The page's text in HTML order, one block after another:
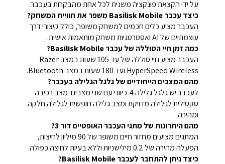
על ידי הקצאת פונקציה משנית לכל אחת מהבקרות בעכבר.
כיצד עכבר Basilisk Mobile משפר את חוויית המשחק?
העכבר מציע כלים חכמים למשחק משופר, כולל קיצורי דרך
עוצמתיים של AI ואסטרטגיות משחק מותאמות אישית.
כמה זמן חיי הסוללה של עכבר Basilisk Mobile?
העכבר מציע חיי סוללה של עד 105 שעות במצב Razer
HyperSpeed Wireless ועד 180 שעות במצב Bluetooth.
מהם המצבים הייחודיים של גלגל הגלילה בעכבר?
לעכבר יש גלגל גלילה 4-כיווני עם שני מצבים: מצב רכיבה
טקטילית לגלילה מדויקת ומצב גלילה חופשית לגלילה חלקה
ומהירה.
מהם היתרונות של מתגי העכבר האופטיים דור 3?
המתגים מציעים מחזור חיים משופר של 90 מיליון לחיצות,
הפעלה מהירה של 0.2 מילישניות וללא בעיות לחיצה כפולה.
כיצד ניתן להתחבר לעכבר Basilisk Mobile?